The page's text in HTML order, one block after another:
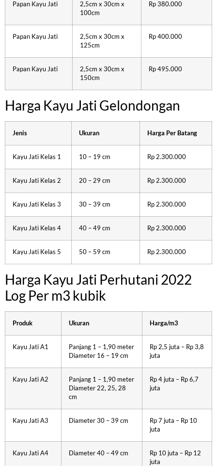
Papan Kayu Jati
2,5cm x 30cm x
100cm
Rp 380.000
Papan Kayu Jati
2,5cm x 30cm x
125cm
Rp 400.000
Papan Kayu Jati
2,5cm x 30cm x
150cm
Rp 495.000
Harga Kayu Jati Gelondongan
Jenis Ukuran Harga Per Batang
Kayu Jati Kelas 1 10 – 19 cm Rp 2.300.000
Kayu Jati Kelas 2 20 – 29 cm Rp 2.300.000
Kayu Jati Kelas 3 30 – 39 cm Rp 2.300.000
Kayu Jati Kelas 4 40 – 49 cm Rp 2.300.000
Kayu Jati Kelas 5 50 – 59 cm Rp 2.300.000
Harga Kayu Jati Perhutani 2022
Log Per m3 kubik
Produk Ukuran Harga/m3
Kayu Jati A1
Panjang 1 – 1,90 meter
Diameter 16 – 19 cm
Rp 2,5 juta – Rp 3,8
juta
Kayu Jati A2
Panjang 1 – 1,90 meter
Diameter 22, 25, 28
cm
Rp 4 juta – Rp 6,7
juta
Kayu Jati A3 Diameter 30 – 39 cm
Rp 7 juta – Rp 10
juta
Kayu Jati A4 Diameter 40 – 49 cm
Rp 10 juta – Rp 12
juta